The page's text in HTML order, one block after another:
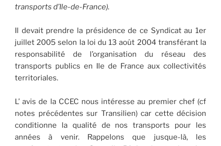
transports d’Ile-de-France).
Il devait prendre la présidence de ce Syndicat au 1er
juillet 2005 selon la loi du 13 août 2004 transférant la
responsabilité de l’organisation du réseau des
transports publics en Ile de France aux collectivités
territoriales.
L’ avis de la CCEC nous intéresse au premier chef (cf
notes précédentes sur Transilien) car cette décision
conditionne la qualité de nos transports pour les
années à venir. Rappelons que jusque-là, les